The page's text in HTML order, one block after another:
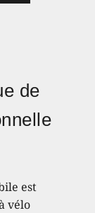
de
est
vélo